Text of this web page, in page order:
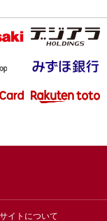
サイトについて